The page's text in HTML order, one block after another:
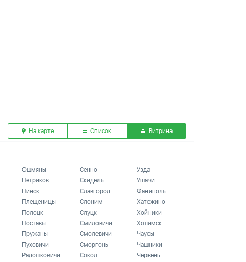
На карте Список Витрина
Ошмяны
Петриков
Пинск
Плещеницы
Полоцк
Поставы
Пружаны
Пуховичи
Радошковичи
Сенно
Скидель
Славгород
Слоним
Слуцк
Смиловичи
Смолевичи
Сморгонь
Сокол
Узда
Ушачи
Фаниполь
Хатежино
Хойники
Хотимск
Чаусы
Чашники
Червень